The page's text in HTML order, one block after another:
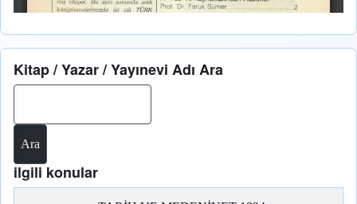
Kitap / Yazar / Yayınevi Adı Ara
ilgili konular